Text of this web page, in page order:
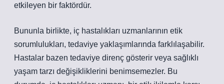
etkileyen bir faktördür.
Bununla birlikte, iç hastalıkları uzmanlarının etik
sorumlulukları, tedaviye yaklaşımlarında farklılaşabilir.
Hastalar bazen tedaviye direnç gösterir veya sağlıklı
yaşam tarzı değişikliklerini benimsemezler. Bu